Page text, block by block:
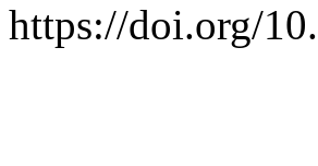
https://doi.org/